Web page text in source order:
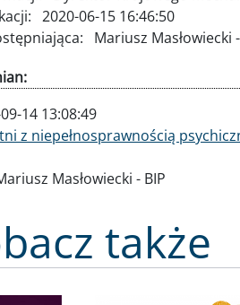
2020-06-15 16:46:50
Mariusz Masłowiecki
14 13:08:49
z niepełnosprawnością
Masłowiecki - BIP
także